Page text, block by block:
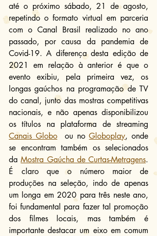
até o próximo sábado, 21 de agosto,
repetindo o formato virtual em parceria
com o Canal Brasil realizado no ano
passado, por causa da pandemia de
Covid-19. A diferença desta edição de
2021 em relação à anterior é que o
evento exibiu, pela primeira vez, os
longas gaúchos na programação de TV
do canal, junto das mostras competitivas
nacionais, e não apenas disponibilizou
Canais Globo
  ou no
Globoplay, onde
se encontram também os selecionados
da Mostra Gaúcha de Curtas-Metragens.
É claro que o número maior de
produções na seleção, indo de apenas
um longa em 2020 para três neste ano,
foi fundamental para fazer tal promoção
dos filmes locais, mas também é
importante destacar um eixo em comum